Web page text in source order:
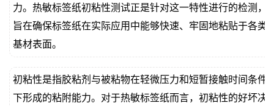
力。热敏标签纸初粘性测试正是针对这一特性进行的检测，
旨在确保标签纸在实际应用中能够快速、牢固地粘贴于各类
基材表面。
初粘性是指胶粘剂与被粘物在轻微压力和短暂接触时间条件
下形成的粘附能力。对于热敏标签纸而言，初粘性的好坏决
查
询